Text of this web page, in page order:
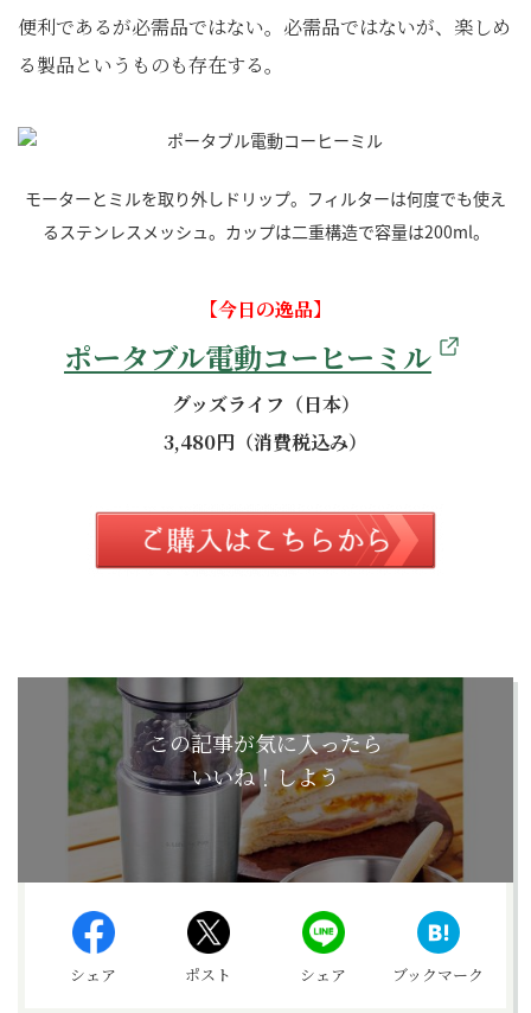
便利であるが必需品ではない。必需品ではないが、楽しめ
る製品というものも存在する。
モーターとミルを取り外しドリップ。フィルターは何度でも使え
るステンレスメッシュ。カップは二重構造で容量は200ml。
【今日の逸品】
ポータブル電動コーヒーミル
グッズライフ（日本）
3,480円（消費税込み）
この記事が気に入ったら
いいね！しよう
シェア ポスト シェア ブックマーク